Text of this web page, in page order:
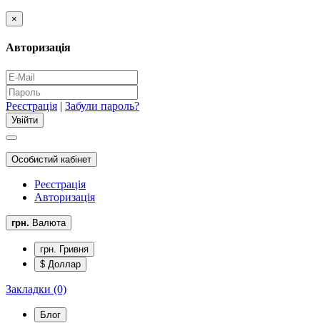
×
Авторизація
Реєстрація | Забули пароль?
Особистий кабінет
Реєстрація
Авторизація
грн. Валюта
грн. Гривня
$ Доллар
Закладки (0)
Блог